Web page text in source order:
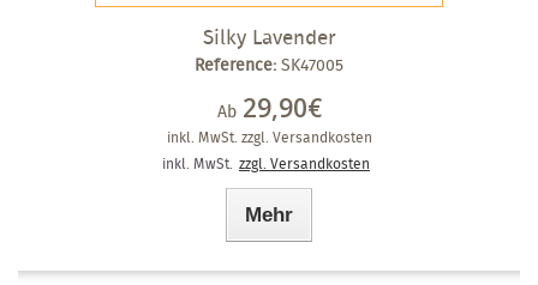
Silky Lavender
Reference: SK47005
Ab 29,90€
inkl. MwSt. zzgl. Versandkosten
inkl. MwSt. zzgl. Versandkosten
Mehr